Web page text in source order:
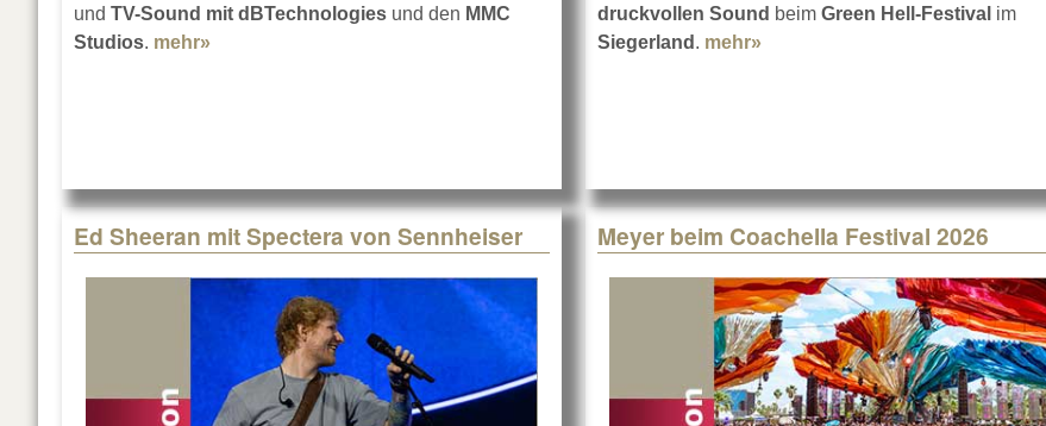
und TV-Sound mit dBTechnologies und den MMC
Studios. mehr» about Beschallung einer Live-TV-Castingshow
druckvollen Sound beim Green Hell-Festival im
Siegerland . mehr»
Ed Sheeran mit Spectera von Sennheiser Meyer beim Coachella Festival 2026